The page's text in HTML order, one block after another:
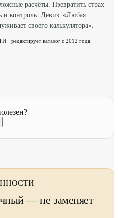
расчёты. Превратить страх
и контроль. Девиз: «Любая
своего калькулятора».
редактирует каталог с 2012 года
— не заменяет